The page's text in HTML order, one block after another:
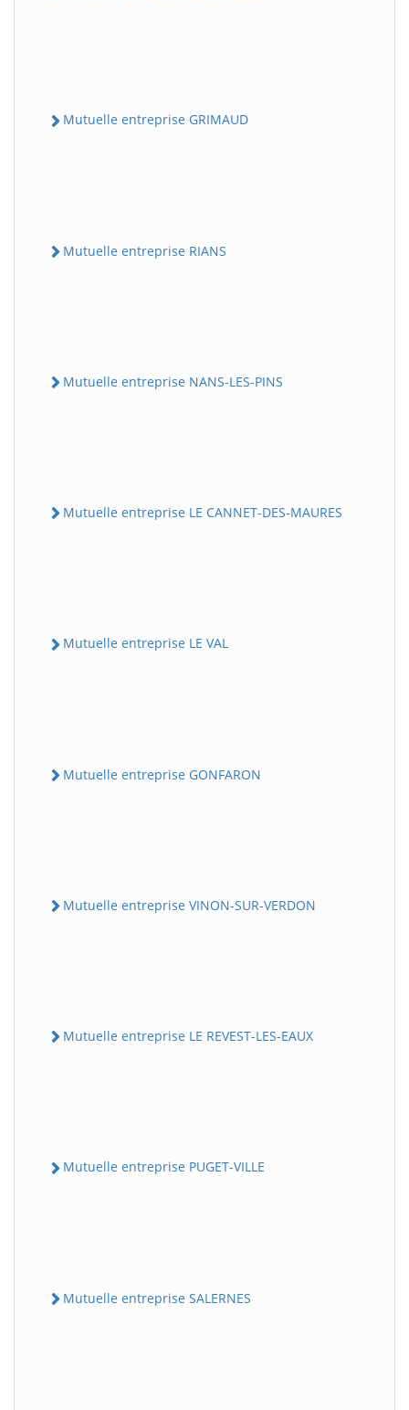
Mutuelle entreprise GRIMAUD
Mutuelle entreprise RIANS
Mutuelle entreprise NANS-LES-PINS
Mutuelle entreprise LE CANNET-DES-MAURES
Mutuelle entreprise LE VAL
Mutuelle entreprise GONFARON
Mutuelle entreprise VINON-SUR-VERDON
Mutuelle entreprise LE REVEST-LES-EAUX
Mutuelle entreprise PUGET-VILLE
Mutuelle entreprise SALERNES